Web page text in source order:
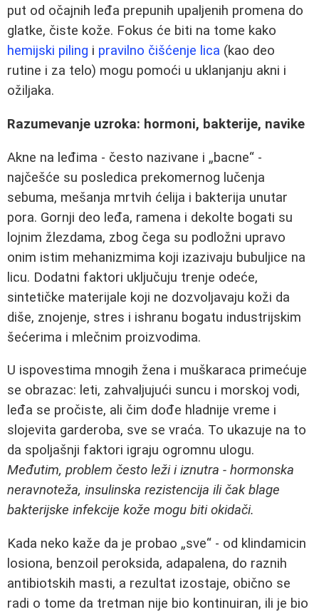
put od očajnih leđa prepunih upaljenih promena do
glatke, čiste kože. Fokus će biti na tome kako
hemijski piling i pravilno čišćenje lica (kao deo
rutine i za telo) mogu pomoći u uklanjanju akni i
ožiljaka.
Razumevanje uzroka: hormoni, bakterije, navike
Akne na leđima - često nazivane i „bacne“ -
najčešće su posledica prekomernog lučenja
sebuma, mešanja mrtvih ćelija i bakterija unutar
pora. Gornji deo leđa, ramena i dekolte bogati su
lojnim žlezdama, zbog čega su podložni upravo
onim istim mehanizmima koji izazivaju bubuljice na
licu. Dodatni faktori uključuju trenje odeće,
sintetičke materijale koji ne dozvoljavaju koži da
diše, znojenje, stres i ishranu bogatu industrijskim
šećerima i mlečnim proizvodima.
U ispovestima mnogih žena i muškaraca primećuje
se obrazac: leti, zahvaljujući suncu i morskoj vodi,
leđa se pročiste, ali čim dođe hladnije vreme i
slojevita garderoba, sve se vraća. To ukazuje na to
da spoljašnji faktori igraju ogromnu ulogu.
Međutim, problem često leži i iznutra - hormonska
neravnoteža, insulinska rezistencija ili čak blage
bakterijske infekcije kože mogu biti okidači.
Kada neko kaže da je probao „sve“ - od klindamicin
losiona, benzoil peroksida, adapalena, do raznih
antibiotskih masti, a rezultat izostaje, obično se
radi o tome da tretman nije bio kontinuiran, ili je bio